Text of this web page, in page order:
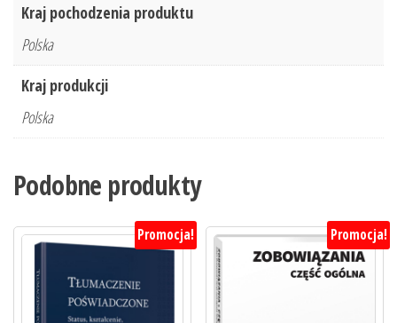
Kraj pochodzenia produktu
Polska
Kraj produkcji
Polska
Podobne produkty
Promocja! Promocja!